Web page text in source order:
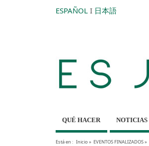
ESPAÑOL I 日本語
QUÉ HACER NOTICIAS
Está en : Inicio» EVENTOS FINALIZADOS»